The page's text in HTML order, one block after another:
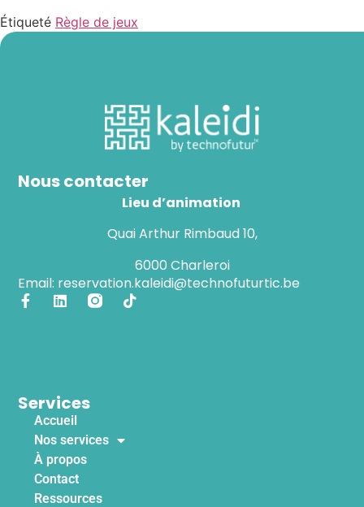
Étiqueté Règle de jeux
Services
Accueil
Nos services
À propos
Contact
Ressources
Nous contacter
Lieu d’animation
Quai Arthur Rimbaud 10,
6000 Charleroi
Email: reservation.kaleidi@technofuturtic.be